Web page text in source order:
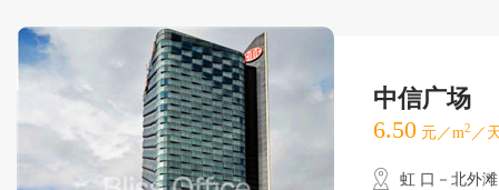
中信广场
6.50 元／m2 ／
虹 口－北外滩